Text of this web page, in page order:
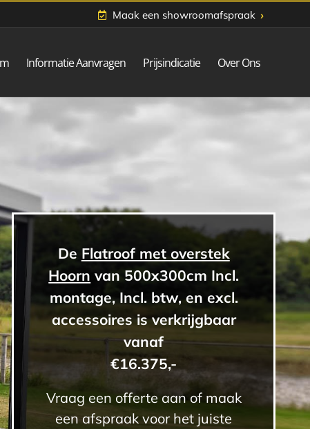
Maak een showroomafspraak ›
Informatie Aanvragen Prijsindicatie Over Ons
De Flatroof met overstek
Hoorn van 500x300cm Incl.
montage, Incl. btw, en excl.
accessoires is verkrijgbaar
vanaf
€16.375,-
Vraag een offerte aan of maak
een afspraak voor het juiste